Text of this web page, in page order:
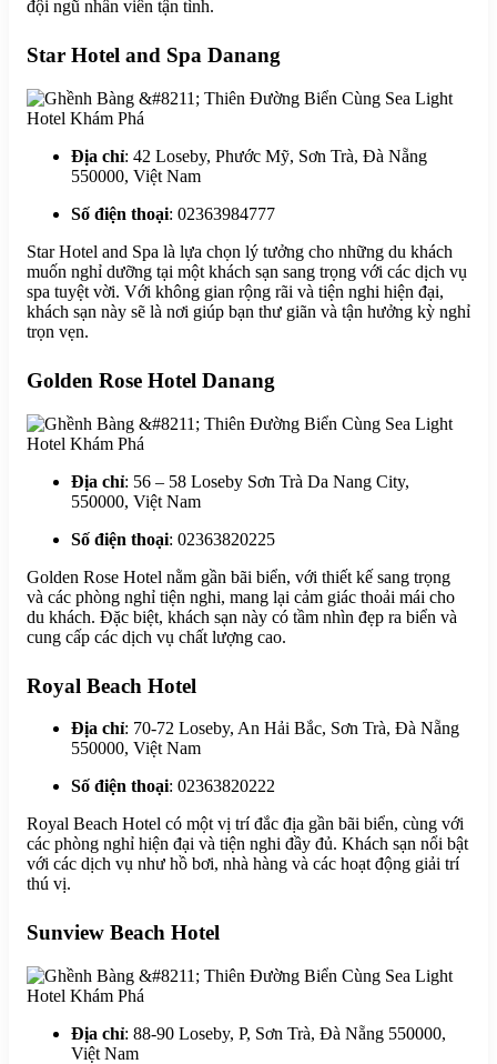
đội ngũ nhân viên tận tình.
Star Hotel and Spa Danang
Địa chỉ: 42 Loseby, Phước Mỹ, Sơn Trà, Đà Nẵng
550000, Việt Nam
Số điện thoại: 02363984777
Star Hotel and Spa là lựa chọn lý tưởng cho những du khách
muốn nghỉ dưỡng tại một khách sạn sang trọng với các dịch vụ
spa tuyệt vời. Với không gian rộng rãi và tiện nghi hiện đại,
khách sạn này sẽ là nơi giúp bạn thư giãn và tận hưởng kỳ nghỉ
trọn vẹn.
Golden Rose Hotel Danang
Địa chỉ: 56 – 58 Loseby Sơn Trà Da Nang City,
550000, Việt Nam
Số điện thoại: 02363820225
Golden Rose Hotel nằm gần bãi biển, với thiết kế sang trọng
và các phòng nghỉ tiện nghi, mang lại cảm giác thoải mái cho
du khách. Đặc biệt, khách sạn này có tầm nhìn đẹp ra biển và
cung cấp các dịch vụ chất lượng cao.
Royal Beach Hotel
Địa chỉ: 70-72 Loseby, An Hải Bắc, Sơn Trà, Đà Nẵng
550000, Việt Nam
Số điện thoại: 02363820222
Royal Beach Hotel có một vị trí đắc địa gần bãi biển, cùng với
các phòng nghỉ hiện đại và tiện nghi đầy đủ. Khách sạn nổi bật
với các dịch vụ như hồ bơi, nhà hàng và các hoạt động giải trí
thú vị.
Sunview Beach Hotel
Địa chỉ: 88-90 Loseby, P, Sơn Trà, Đà Nẵng 550000,
Việt Nam